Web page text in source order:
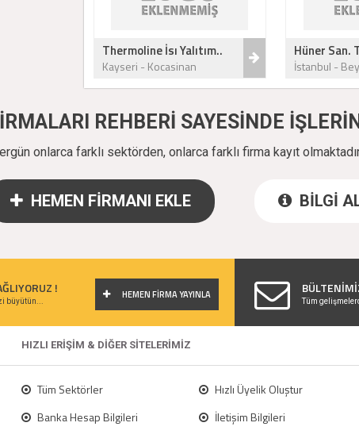
Thermoline İsı Yalıtım..
Kayseri - Kocasinan
Hüner San.
İstanbul -
REHBERİ SAYESİNDE
onlarca farklı sektörden, onlarca farklı firma kayıt
HEMEN FİRMANI EKLE BİLGİ
! HEMEN FİRMA YAYINLA
büyütün... Tüm
HIZLI ERİŞİM & DİĞER SİTELERİMİZ
Tüm Sektörler
Hızlı Üyelik Oluştur
Banka Hesap Bilgileri
İletişim Bilgileri